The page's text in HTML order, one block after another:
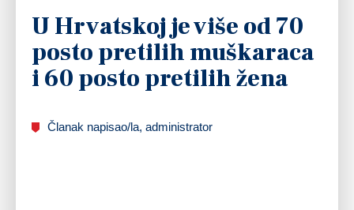
U Hrvatskoj je više od 70
posto pretilih muškaraca
i 60 posto pretilih žena
Članak napisao/la, administrator